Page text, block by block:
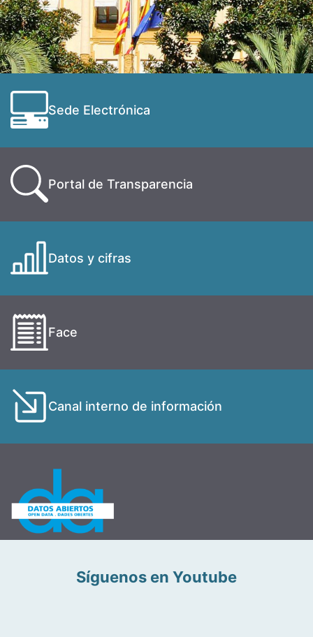
Sede Electrónica
Portal de Transparencia
Datos y cifras
Face
Canal interno de información
Síguenos en Youtube